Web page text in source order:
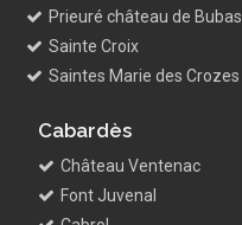
Prieuré château de Bubas
Sainte Croix
Saintes Marie des Crozes
Cabardès
Château Ventenac
Font Juvenal